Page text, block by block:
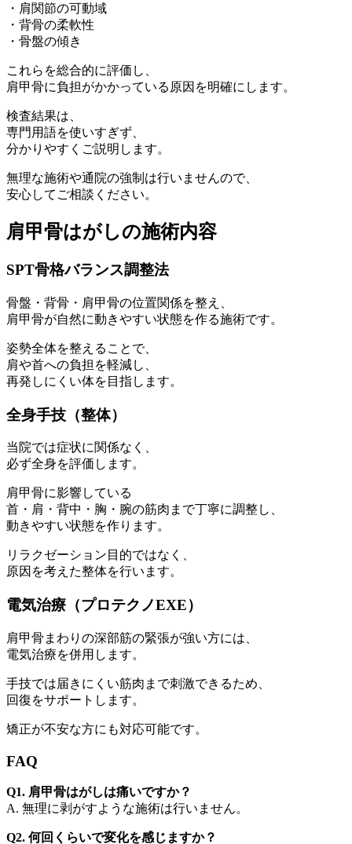
・肩関節の可動域
・背骨の柔軟性
・骨盤の傾き
これらを総合的に評価し、
肩甲骨に負担がかかっている原因を明確にします。
検査結果は、
専門用語を使いすぎず、
分かりやすくご説明します。
無理な施術や通院の強制は行いませんので、
安心してご相談ください。
肩甲骨はがしの施術内容
SPT骨格バランス調整法
骨盤・背骨・肩甲骨の位置関係を整え、
肩甲骨が自然に動きやすい状態を作る施術です。
姿勢全体を整えることで、
肩や首への負担を軽減し、
再発しにくい体を目指します。
全身手技（整体）
当院では症状に関係なく、
必ず全身を評価します。
肩甲骨に影響している
首・肩・背中・胸・腕の筋肉まで丁寧に調整し、
動きやすい状態を作ります。
リラクゼーション目的ではなく、
原因を考えた整体を行います。
電気治療（プロテクノEXE）
肩甲骨まわりの深部筋の緊張が強い方には、
電気治療を併用します。
手技では届きにくい筋肉まで刺激できるため、
回復をサポートします。
矯正が不安な方にも対応可能です。
FAQ
Q1. 肩甲骨はがしは痛いですか？
A. 無理に剥がすような施術は行いません。
Q2. 何回くらいで変化を感じますか？